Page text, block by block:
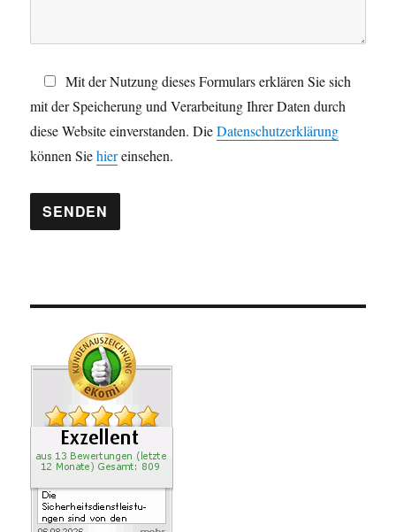
l
e
e
.
Mit der Nutzung dieses Formulars erklären Sie sich
mit der Speicherung und Verarbeitung Ihrer Daten durch
diese Website einverstanden. DieDatenschutzerklärung
können Siehiereinsehen.